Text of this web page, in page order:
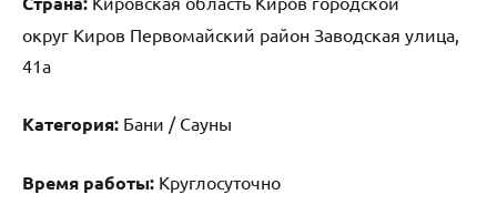
округ Киров Первомайский район Заводская улица,
41а
Категория: Бани / Сауны
Время работы: Круглосуточно